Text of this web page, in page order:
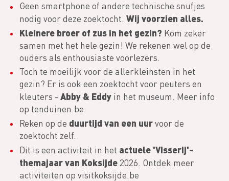
Geen smartphone of andere technische snufjes
nodig voor deze zoektocht. Wij voorzien alles.
Kleinere broer of zus in het gezin? Kom zeker
samen met het hele gezin! We rekenen wel op de
ouders als enthousiaste voorlezers.
Toch te moeilijk voor de allerkleinsten in het
gezin? Er is ook een zoektocht voor peuters en
kleuters - Abby & Eddy in het museum. Meer info
op tenduinen.be
Reken op de duurtijd van een uurvoor de
zoektocht zelf.
Dit is een activiteit in het actuele 'Visserij'-
themajaar van Koksijde 2026. Ontdek meer
activiteiten op visitkoksijde.be